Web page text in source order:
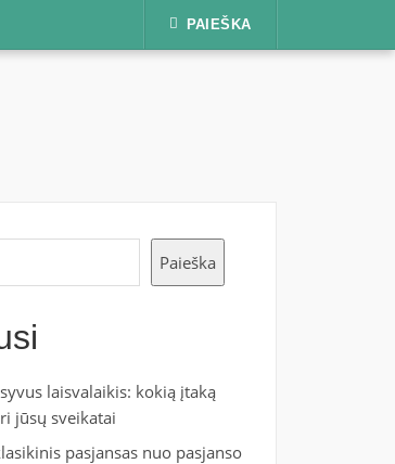
PAIEŠKA
Paieška
laisvalaikis: kokią įtaką
jūsų sveikatai
pasjansas nuo pasjanso